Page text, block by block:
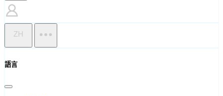
ZH
語言